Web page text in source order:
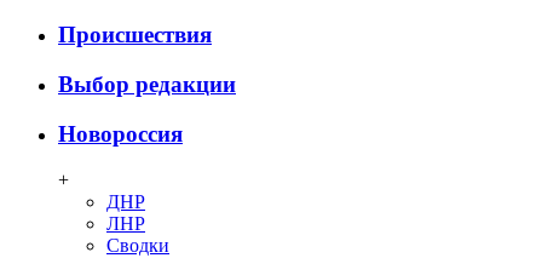
Происшествия
Выбор редакции
Новороссия
+
ДНР
ЛНР
Сводки